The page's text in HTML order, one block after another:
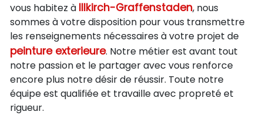
vous habitez à Illkirch-Graffenstaden, nous
sommes à votre disposition pour vous transmettre
les renseignements nécessaires à votre projet de
peinture exterieure. Notre métier est avant tout
notre passion et le partager avec vous renforce
encore plus notre désir de réussir. Toute notre
équipe est qualifiée et travaille avec propreté et
rigueur.